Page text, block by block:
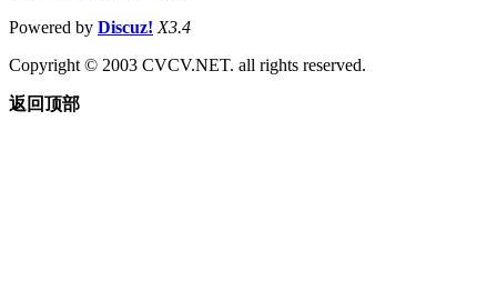
Powered by Discuz! X3.4
Copyright © 2003 CVCV.NET. all rights reserved.
返回顶部